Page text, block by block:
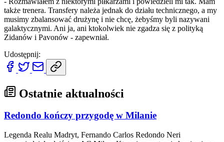
także trenera. Transfery należa jednak do działu technicznego, a my
musimy zbalansować drużynę i nie chcę, żebyśmy byli nazywani
galaktycznymi. Ani ja, ani ktokolwiek nie zgadza się z polityką
Zidanów i Pavonów - zapewniał.
Udostępnij:
Ostatnie aktualności
Redondo kończy przygodę w Milanie
Legenda Realu Madryt, Fernando Carlos Redondo Neri